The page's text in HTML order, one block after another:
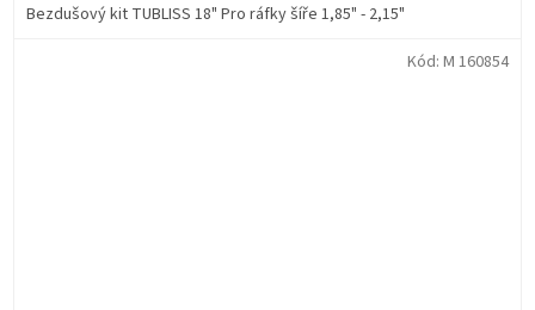
Bezdušový kit TUBLISS 18" Pro ráfky šíře 1,85" - 2,15"
Kód: M 160854